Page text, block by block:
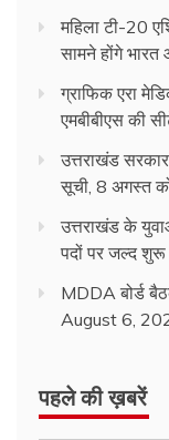
महिला टी-20
सामने होंगे भारत
ग्राफिक एरा
एमबीबीएस की
उत्तराखंड
सूची, 8 अगस्त को
उत्तराखंड के
पदों पर जल्द शुरू
MDDA बोर्ड
August 6,
पहले की ख़बरें